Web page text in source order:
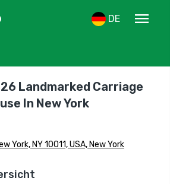
DE
menu
Landmarked Carriage
In New York
York, NY 10011, USA, New York